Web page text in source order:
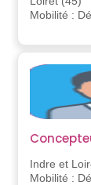
Mobilité :
Indre et
Mobilité :